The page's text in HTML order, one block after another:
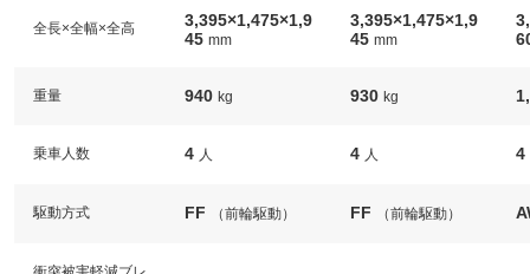
全長×全幅×全高
3,395×1,475×1,9
45 mm
3,395×1,475×1,9
45 mm
重量 940 kg 930 kg
乗車人数 4 人 4 人 4
駆動方式 FF （前輪駆動） FF （前輪駆動）